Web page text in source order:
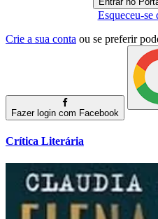
Esqueceu-se
Crie a sua conta ou se preferir
Fazer login com Facebook
Crítica Literária